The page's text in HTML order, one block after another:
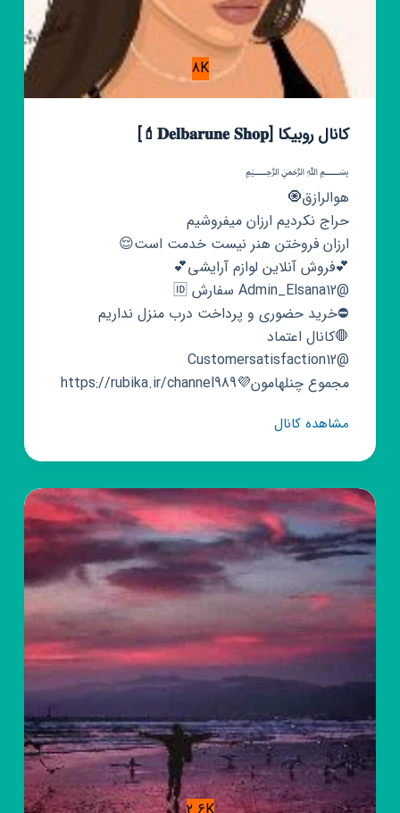
8K
کانال روبیکا [𝐃𝐞𝐥𝐛𝐚𝐫𝐮𝐧𝐞 𝐒𝐡𝐨𝐩💄]
‌﷽
هوالرازق🧿
حراج نکردیم ارزان میفروشیم
ارزان فروختن هنر نیست خدمت است😌
💕فروش آنلاین لوازم آرایشی💕
@Admin_Elsana12 سفارش 🆔
⛔️خرید حضوری و پرداخت درب منزل نداریم
🛑کانال اعتماد
@Customersatisfaction12
مجموع چنلهامون💜https://rubika.ir/channel989
مشاهده کانالکانال
[𝐃𝐞𝐥𝐛𝐚𝐫𝐮𝐧𝐞
𝐒𝐡𝐨𝐩
💄]